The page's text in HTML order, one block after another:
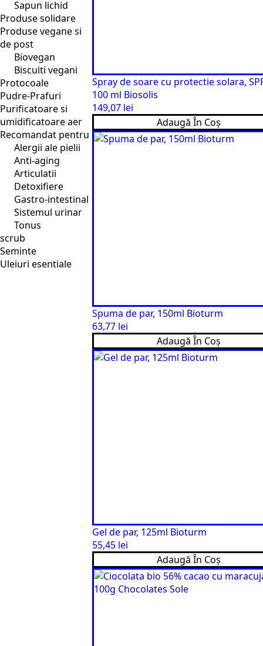
Sapun lichid
Produse solidare
Produse vegane si
de post
Biovegan
Biscuiti vegani
Protocoale
Pudre-Prafuri
Purificatoare si
umidificatoare aer
Recomandat pentru
Alergii ale pielii
Anti-aging
Articulatii
Detoxifiere
Gastro-intestinal
Sistemul urinar
Tonus
scrub
Seminte
Uleiuri esentiale
Spray de soare cu protectie solara,
100 ml Biosolis
149,07 lei
Adaugă În Coș
Spuma de par, 150ml Bioturm
63,77 lei
Adaugă În Coș
Gel de par, 125ml Bioturm
55,45 lei
Adaugă În Coș